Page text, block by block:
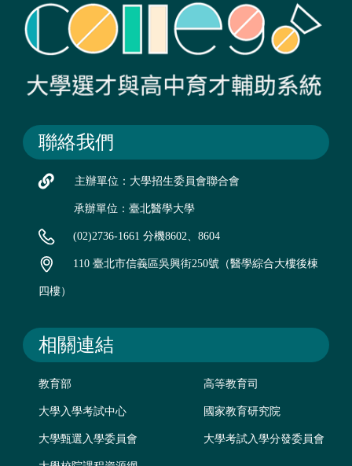
聯絡我們
主辦單位：大學招生委員會聯合會
承辦單位：臺北醫學大學
(02)2736-1661 分機8602、8604
110 臺北市信義區吳興街250號（醫學綜合大樓後棟
四樓）
相關連結
教育部 高等教育司
大學入學考試中心 國家教育研究院
大學甄選入學委員會 大學考試入學分發委員會